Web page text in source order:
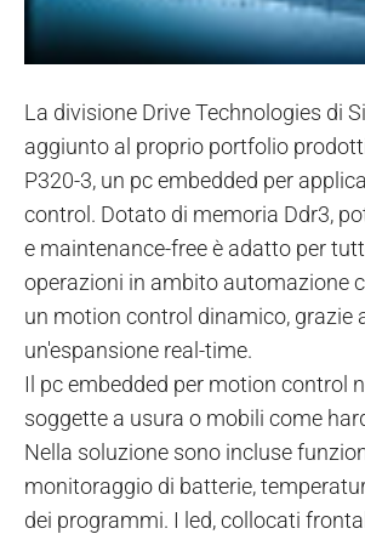
La divisione Drive Technologies di
aggiunto al proprio portfolio
P320-3, un pc embedded per
control. Dotato di memoria Ddr3,
e maintenance-free è adatto per
operazioni in ambito automazione
un motion control dinamico, grazie
un'espansione real-time.
Il pc embedded per motion control
soggette a usura o mobili come
Nella soluzione sono incluse
monitoraggio di batterie,
dei programmi. I led, collocati